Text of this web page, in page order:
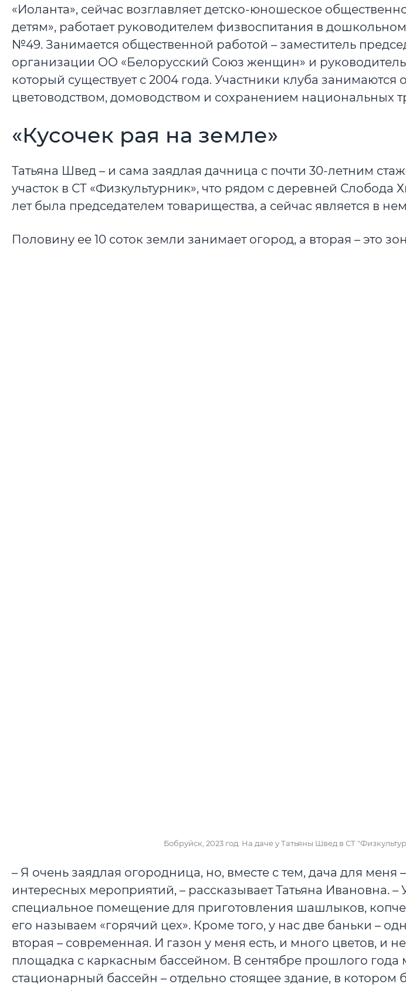
«Иоланта», сейчас возглавляет детско-юношеское
детям», работает руководителем физвоспитания в
№49. Занимается общественной работой – заместитель
организации ОО «Белорусский Союз женщин» и руководитель
который существует с 2004 года. Участники клуба занимаются
цветоводством, домоводством и сохранением национальных
«Кусочек рая на земле»
Татьяна Швед – и сама заядлая дачница с почти 30-летним
участок в СТ «Физкультурник», что рядом с деревней Слобода
лет была председателем товарищества, а сейчас является в
Половину ее 10 соток земли занимает огород, а вторая – это
Бобруйск, 2023 год. На даче у Татьяны Швед в СТ
– Я очень заядлая огородница, но, вместе с тем, дача для меня
интересных мероприятий, – рассказывает Татьяна Ивановна. –
специальное помещение для приготовления шашлыков,
его называем «горячий цех». Кроме того, у нас две баньки –
вторая – современная. И газон у меня есть, и много цветов, и
площадка с каркасным бассейном. В сентябре прошлого года
стационарный бассейн – отдельно стоящее здание, в котором